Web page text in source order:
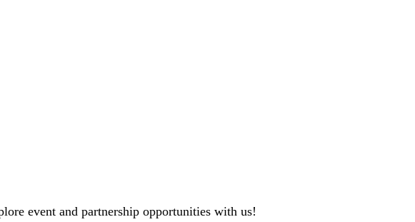
event and partnership opportunities with us!